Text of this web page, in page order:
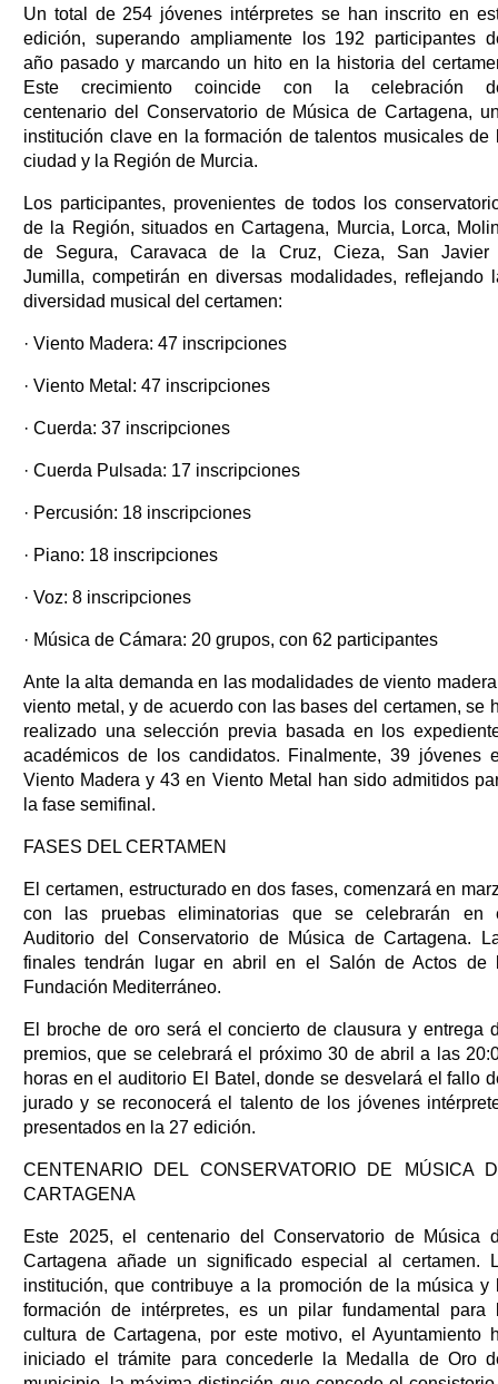
Un total de 254 jóvenes intérpretes se han inscrito en
edición, superando ampliamente los 192 participantes
año pasado y marcando un hito en la historia del
Este crecimiento coincide con la celebración
centenario del Conservatorio de Música de Cartagena,
institución clave en la formación de talentos musicales de
ciudad y la Región de Murcia.
Los participantes, provenientes de todos los
de la Región, situados en Cartagena, Murcia, Lorca,
de Segura, Caravaca de la Cruz, Cieza, San Javier
Jumilla, competirán en diversas modalidades, reflejando
diversidad musical del certamen:
· Viento Madera: 47 inscripciones
· Viento Metal: 47 inscripciones
· Cuerda: 37 inscripciones
· Cuerda Pulsada: 17 inscripciones
· Percusión: 18 inscripciones
· Piano: 18 inscripciones
· Voz: 8 inscripciones
· Música de Cámara: 20 grupos, con 62 participantes
Ante la alta demanda en las modalidades de viento
viento metal, y de acuerdo con las bases del certamen, se
realizado una selección previa basada en los
académicos de los candidatos. Finalmente, 39 jóvenes
Viento Madera y 43 en Viento Metal han sido admitidos
la fase semifinal.
FASES DEL CERTAMEN
El certamen, estructurado en dos fases, comenzará en
con las pruebas eliminatorias que se celebrarán en
Auditorio del Conservatorio de Música de Cartagena.
finales tendrán lugar en abril en el Salón de Actos de
Fundación Mediterráneo.
El broche de oro será el concierto de clausura y entrega
premios, que se celebrará el próximo 30 de abril a las
horas en el auditorio El Batel, donde se desvelará el fallo
jurado y se reconocerá el talento de los jóvenes
presentados en la 27 edición.
CENTENARIO DEL CONSERVATORIO DE MÚSICA
CARTAGENA
Este 2025, el centenario del Conservatorio de Música
Cartagena añade un significado especial al certamen.
institución, que contribuye a la promoción de la música y
formación de intérpretes, es un pilar fundamental para
cultura de Cartagena, por este motivo, el Ayuntamiento
iniciado el trámite para concederle la Medalla de Oro